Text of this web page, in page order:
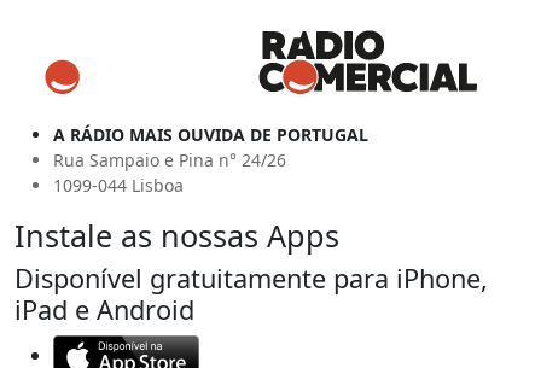
A RÁDIO MAIS OUVIDA DE PORTUGAL
Rua Sampaio e Pina n° 24/26
1099-044 Lisboa
Instale as nossas Apps
Disponível gratuitamente para iPhone,
iPad e Android